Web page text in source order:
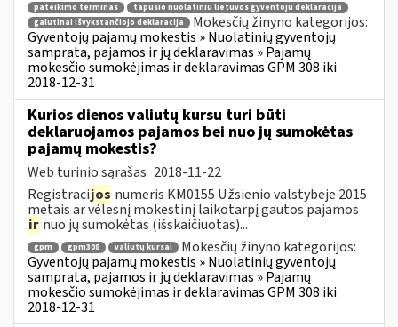
pateikimo terminas
tapusio nuolatiniu lietuvos gyventoju deklaracija
galutinai išvykstančiojo deklaracija
Mokesčių žinyno kategorijos:
Gyventojų pajamų mokestis » Nuolatinių gyventojų
samprata, pajamos ir jų deklaravimas » Pajamų
mokesčio sumokėjimas ir deklaravimas GPM 308 iki
2018-12-31
Kurios dienos valiutų kursu turi būti
deklaruojamos pajamos bei nuo jų sumokėtas
pajamų mokestis?
Web turinio sąrašas 2018-11-22
Registracijos numeris KM0155 Užsienio valstybėje 2015
metais ar vėlesnį mokestinį laikotarpį gautos pajamos
ir nuo jų sumokėtas (išskaičiuotas)...
gpm gpm308 valiutų kursai
Mokesčių žinyno kategorijos:
Gyventojų pajamų mokestis » Nuolatinių gyventojų
samprata, pajamos ir jų deklaravimas » Pajamų
mokesčio sumokėjimas ir deklaravimas GPM 308 iki
2018-12-31